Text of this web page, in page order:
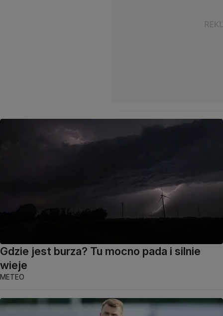
Gdzie jest burza? Tu mocno pada i silnie
wieje
METEO